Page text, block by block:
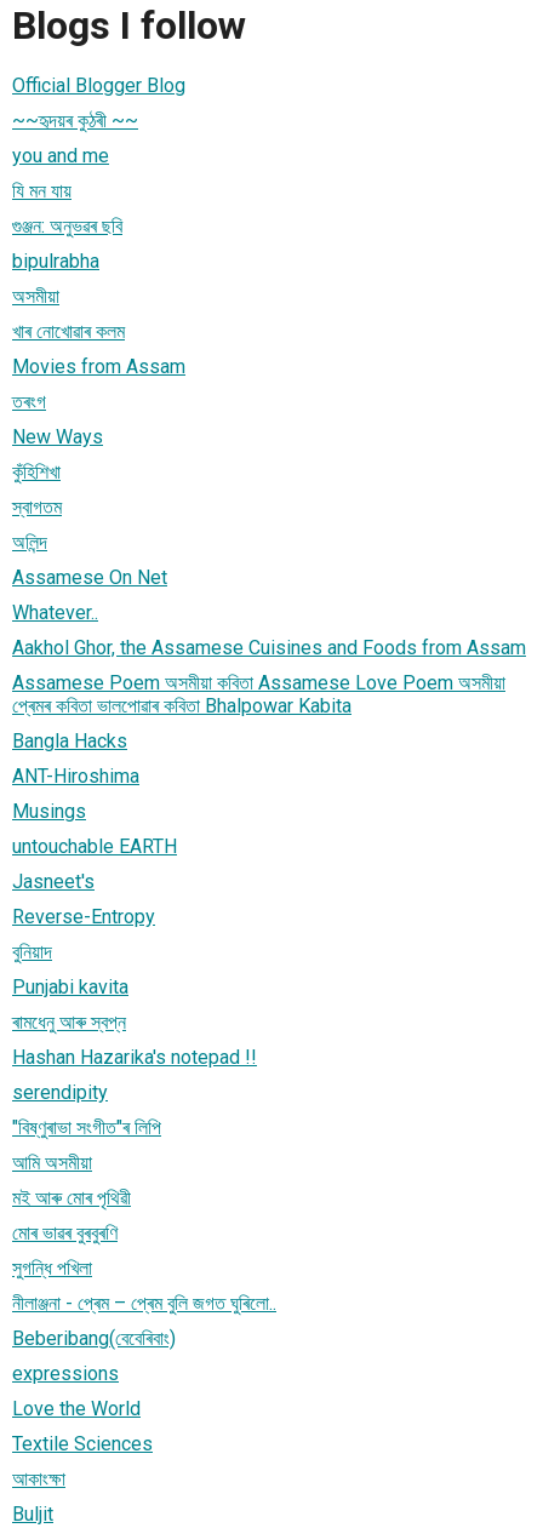
Blogs I follow
Official Blogger Blog
~~হৃদয়ৰ কুঠৰী ~~
you and me
যি মন যায়
গুঞ্জন: অনুভৱৰ ছবি
bipulrabha
অসমীয়া
খাৰ নোখোৱাৰ কলম
Movies from Assam
তৰংগ
New Ways
কুঁহিশিখা
স্বাগতম
অলিন্দ
Assamese On Net
Whatever..
Aakhol Ghor, the Assamese Cuisines and Foods from Assam
Assamese Poem অসমীয়া কবিতা Assamese Love Poem অসমীয়া
প্ৰেমৰ কবিতা ভালপোৱাৰ কবিতা Bhalpowar Kabita
Bangla Hacks
ANT-Hiroshima
Musings
untouchable EARTH
Jasneet's
Reverse-Entropy
বুনিয়াদ
Punjabi kavita
ৰামধেনু আৰু স্বপ্ন
Hashan Hazarika's notepad !!
serendipity
"বিষ্ণুৰাভা সংগীত"ৰ লিপি
আমি অসমীয়া
মই আৰু মোৰ পৃথিৱী
মোৰ ভাৱৰ বুৰবুৰণি
সুগন্ধি পখিলা
নীলাঞ্জনা - প্ৰেম – প্ৰেম বুলি জগত ঘুৰিলো..
Beberibang(বেবেৰিবাং)
expressions
Love the World
Textile Sciences
আকাংক্ষা
Buljit